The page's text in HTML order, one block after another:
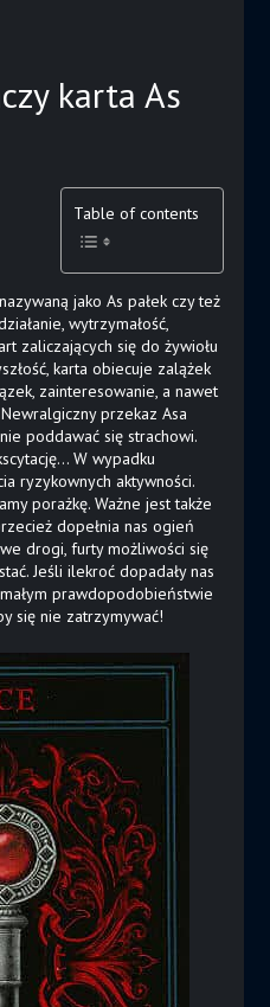
karta As
Table of contents
jako As pałek czy też
wytrzymałość,
zaliczających się do żywiołu
karta obiecuje zalążek
zainteresowanie, a nawet
przekaz Asa
poddawać się strachowi.
W wypadku
ryzykownych aktywności.
porażkę. Ważne jest także
dopełnia nas ogień
drogi, furty możliwości się
Jeśli ilekroć dopadały nas
prawdopodobieństwie
się nie zatrzymywać!